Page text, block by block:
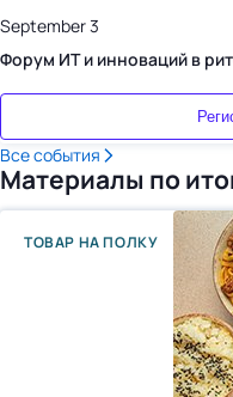
September 3
Форум ИТ и инноваций в
Все события
Материалы по
ТОВАР НА ПОЛКУ